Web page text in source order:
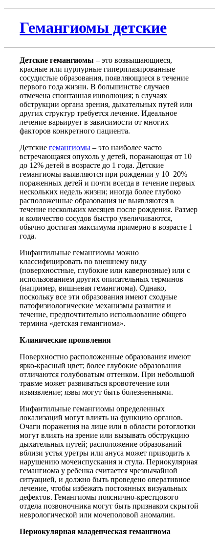
Гемангиомы детские
Детские гемангиомы – это возвышающиеся,
красные или пурпурные гиперплазированные
сосудистые образования, появляющиеся в течение
первого года жизни. В большинстве случаев
отмечена спонтанная инволюция; в случаях
обструкции органа зрения, дыхательных путей или
других структур требуется лечение. Идеальное
лечение варьирует в зависимости от многих
факторов конкретного пациента.
Детскиегемангиомы – это наиболее часто
встречающаяся опухоль у детей, поражающая от 10
до 12% детей в возрасте до 1 года. Детские
гемангиомы выявляются при рождении у 10–20%
пораженных детей и почти всегда в течение первых
нескольких недель жизни; иногда более глубоко
расположенные образования не выявляются в
течение нескольких месяцев после рождения. Размер
и количество сосудов быстро увеличиваются,
обычно достигая максимума примерно в возрасте 1
года.
Инфантильные гемангиомы можно
классифицировать по внешнему виду
(поверхностные, глубокие или кавернозные) или с
использованием других описательных терминов
(например, вишневая гемангиома). Однако,
поскольку все эти образования имеют сходные
патофизиологические механизмы развития и
течение, предпочтительно использование общего
термина «детская гемангиома».
Клинические проявления
Поверхностно расположенные образования имеют
ярко-красный цвет; более глубокие образования
отличаются голубоватым оттенком. При небольшой
травме может развиваться кровотечение или
изъязвление; язвы могут быть болезненными.
Инфантильные гемангиомы определенных
локализаций могут влиять на функцию органов.
Очаги поражения на лице или в области ротоглотки
могут влиять на зрение или вызывать обструкцию
дыхательных путей; расположение образований
вблизи устья уретры или ануса может приводить к
нарушению мочеиспускания и стула. Периокулярная
гемангиома у ребенка считается чрезвычайной
ситуацией, и должно быть проведено оперативное
лечение, чтобы избежать постоянных визуальных
дефектов. Гемангиомы пояснично-крестцового
отдела позвоночника могут быть признаком скрытой
неврологической или мочеполовой аномалии.
Периокулярная младенческая гемангиома